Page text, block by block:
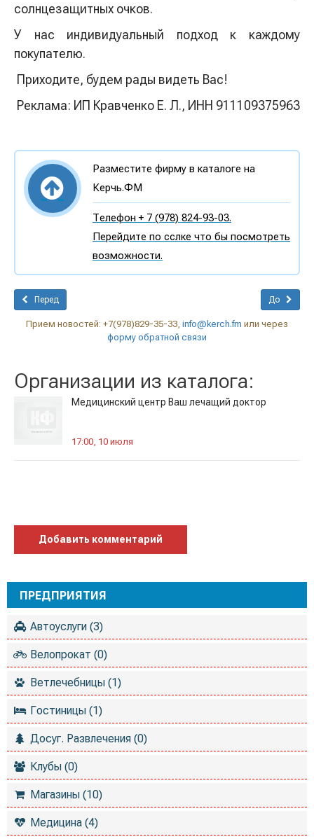
солнцезащитных очков.
У нас индивидуальный подход к каждому
покупателю.
Приходите, будем рады видеть Вас!
Реклама: ИП Кравченко Е. Л., ИНН 911109375963
Разместите фирму в каталоге на
Керчь.ФМ
Телефон + 7 (978) 824-93-03.
Перейдите по сслке что бы посмотреть
возможности.
Перед До
Прием новостей: +7(978)829-35-33, info@kerch.fm или через
форму обратной связи
Организации из каталога:
Медицинский центр Ваш лечащий доктор
17:00, 10 июля
Добавить комментарий
ПРЕДПРИЯТИЯ
Автоуслуги (3)
Велопрокат (0)
Ветлечебницы (1)
Гостиницы (1)
Досуг. Развлечения (0)
Клубы (0)
Магазины (10)
Медицина (4)